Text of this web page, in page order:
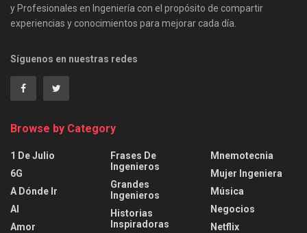
y Profesionales en Ingeniería con el propósito de compartir
experiencias y conocimientos para mejorar cada día.
Síguenos en nuestras redes
Browse by Category
1 De Julio
6G
A Dónde Ir
AI
Amor
Frases De
Ingenieros
Grandes
Ingenieros
Historias
Inspiradoras
Mnemotecnia
Mujer Ingeniera
Música
Negocios
Netflix